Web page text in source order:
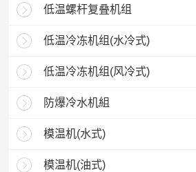
低温螺杆复叠机组
低温冷冻机组(水冷式)
低温冷冻机组(风冷式)
防爆冷水机組
模温机(水式)
模温机(油式)